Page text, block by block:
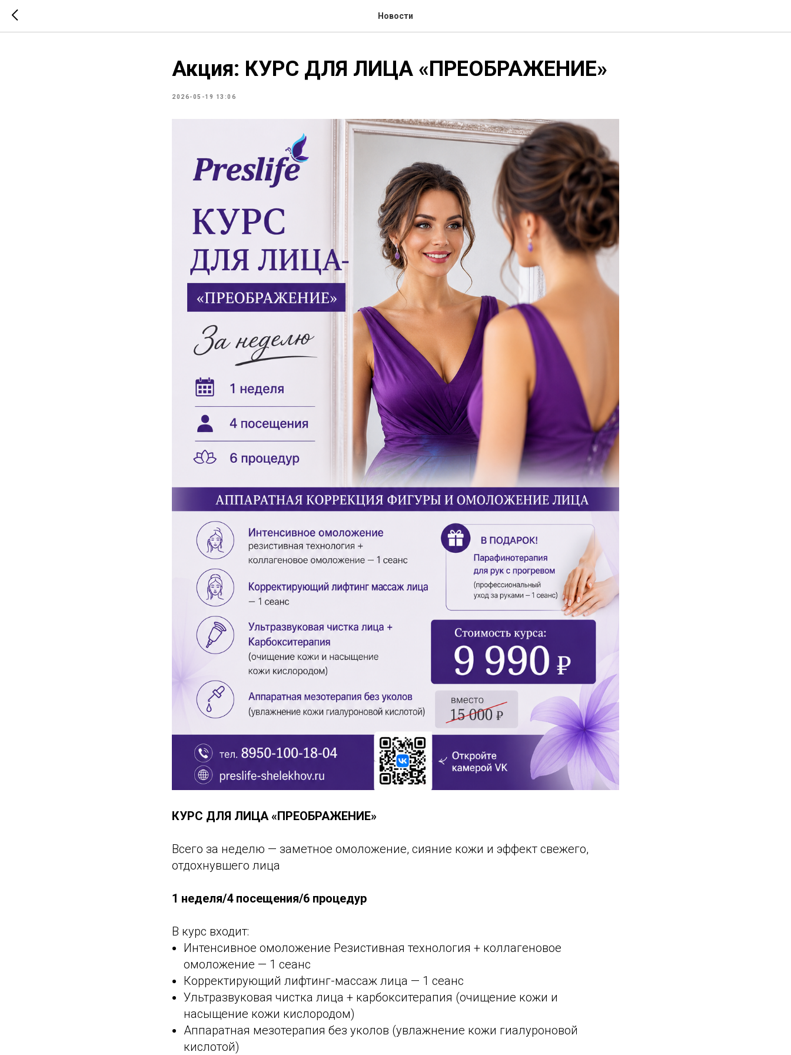
Новости
Акция: КУРС ДЛЯ ЛИЦА «ПРЕОБРАЖЕНИЕ»
2026-05-19 13:06
КУРС ДЛЯ ЛИЦА «ПРЕОБРАЖЕНИЕ»
Всего за неделю — заметное омоложение, сияние кожи и эффект свежего,
отдохнувшего лица
1 неделя/4 посещения/6 процедур
В курс входит:
Интенсивное омоложение Резистивная технология + коллагеновое
омоложение — 1 сеанс
Корректирующий лифтинг-массаж лица — 1 сеанс
Ультразвуковая чистка лица + карбокситерапия (очищение кожи и
насыщение кожи кислородом)
Аппаратная мезотерапия без уколов (увлажнение кожи гиалуроновой
кислотой)